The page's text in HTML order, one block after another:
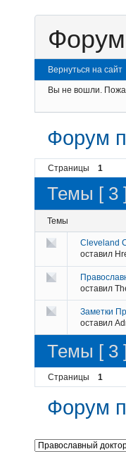
Вернуться на сайт
Вы не вошли.
Форум
Страницы 1
Темы [ 3
Темы
Cleveland
оставил
оставил
Заметки
оставил
Темы [ 3
Страницы 1
Форум